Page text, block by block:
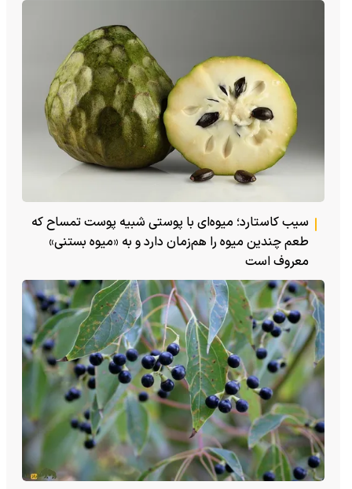
سیب کاستارد؛ میوه‌ای با پوستی شبیه پوست تمساح که
طعم چندین میوه را هم‌زمان دارد و به «میوه بستنی»
معروف است